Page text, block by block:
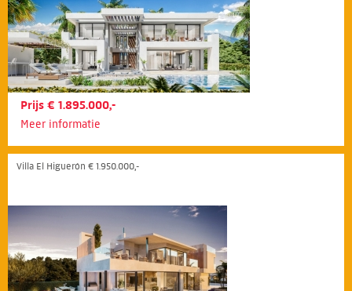
Prijs € 1.895.000,-
Meer informatie
Villa El Higuerón € 1.950.000,-